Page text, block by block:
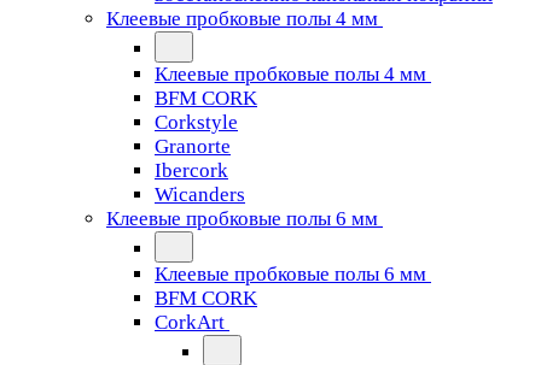
Клеевые пробковые полы 4 мм
Клеевые пробковые полы 4 мм
BFM CORK
Corkstyle
Granorte
Ibercork
Wicanders
Клеевые пробковые полы 6 мм
Клеевые пробковые полы 6 мм
BFM CORK
CorkArt